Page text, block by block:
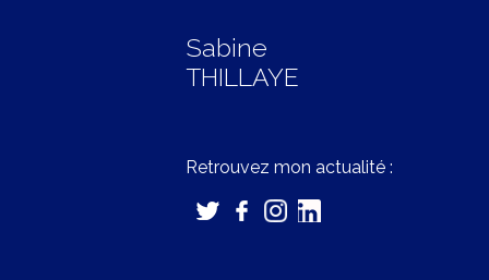
Sabine
THILLAYE
Retrouvez mon actualité :